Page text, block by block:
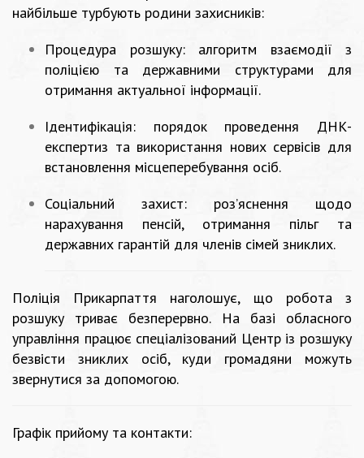
найбільше турбують родини захисників:
Процедура розшуку: алгоритм взаємодії з
поліцією та державними структурами для
отримання актуальної інформації.
Ідентифікація: порядок проведення ДНК-
експертиз та використання нових сервісів для
встановлення місцеперебування осіб.
Соціальний захист: роз’яснення щодо
нарахування пенсій, отримання пільг та
державних гарантій для членів сімей зниклих.
Поліція Прикарпаття наголошує, що робота з
розшуку триває безперервно. На базі обласного
управління працює спеціалізований Центр із розшуку
безвісти зниклих осіб, куди громадяни можуть
звернутися за допомогою.
Графік прийому та контакти: